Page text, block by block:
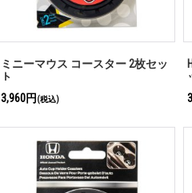
ミニーマウス コースター 2枚セッ
ト
3,960円 (税込)